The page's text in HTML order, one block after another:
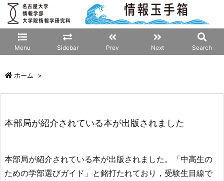
Menu Sidebar Prev Next Search
ホーム >
本部局が紹介されている本が出版されました
本部局が紹介されている本が出版されました。「中高生の
ための学部選びガイド」と銘打たれており，受験生目線で